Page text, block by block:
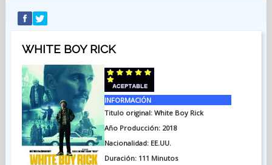
WHITE BOY RICK
INFORMACIÓN
Titulo original: White Boy Rick
Año Producción: 2018
Nacionalidad: EE.UU.
Duración: 111 Minutos